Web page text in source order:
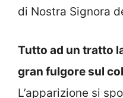
di Nostra Signora
Tutto ad un tratto
gran fulgore sul
L’apparizione si